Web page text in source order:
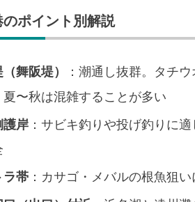
のポイント別解説
舞阪堤）
：潮通し抜群。タチ
夏〜秋は混雑することが多い
護岸：サビキ釣りや投げ釣りに
ラ帯：カサゴ・メバルの根魚狙